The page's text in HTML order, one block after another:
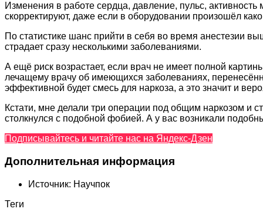
Изменения в работе сердца, давление, пульс, активность
скорректируют, даже если в оборудовании произошёл
По статистике шанс прийти в себя во время анестезии
страдает сразу несколькими заболеваниями.
А ещё риск возрастает, если врач не имеет полной
лечащему врачу об имеющихся заболеваниях,
эффективной будет смесь для наркоза, а это значит и
Кстати, мне делали три операции под общим наркозом и
столкнулся с подобной фобией. А у вас возникали
Подписывайтесь и читайте нас на Яндекс-Дзен
Дополнительная информация
Источник: Научпок
Теги